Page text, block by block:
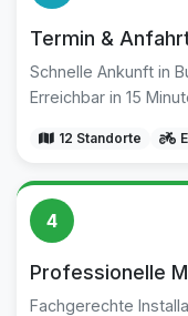
Termin &
Schnelle Ankunft in
Erreichbar in 15
12 Standorte
4
Professionelle
Fachgerechte